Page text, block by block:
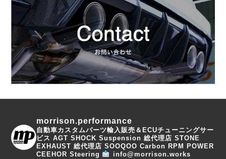
morrison.performance
自動車カスタムパーツ輸入販売＆ECUチューニングサー
ビス AGT SHOCK Suspension 総代理店 STONE
EXHAUST 総代理店 SOOQOO Carbon RPM POWER
CEEHOR Steering
info@morrison.works